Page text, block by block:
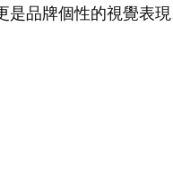
品牌個性的視覺表